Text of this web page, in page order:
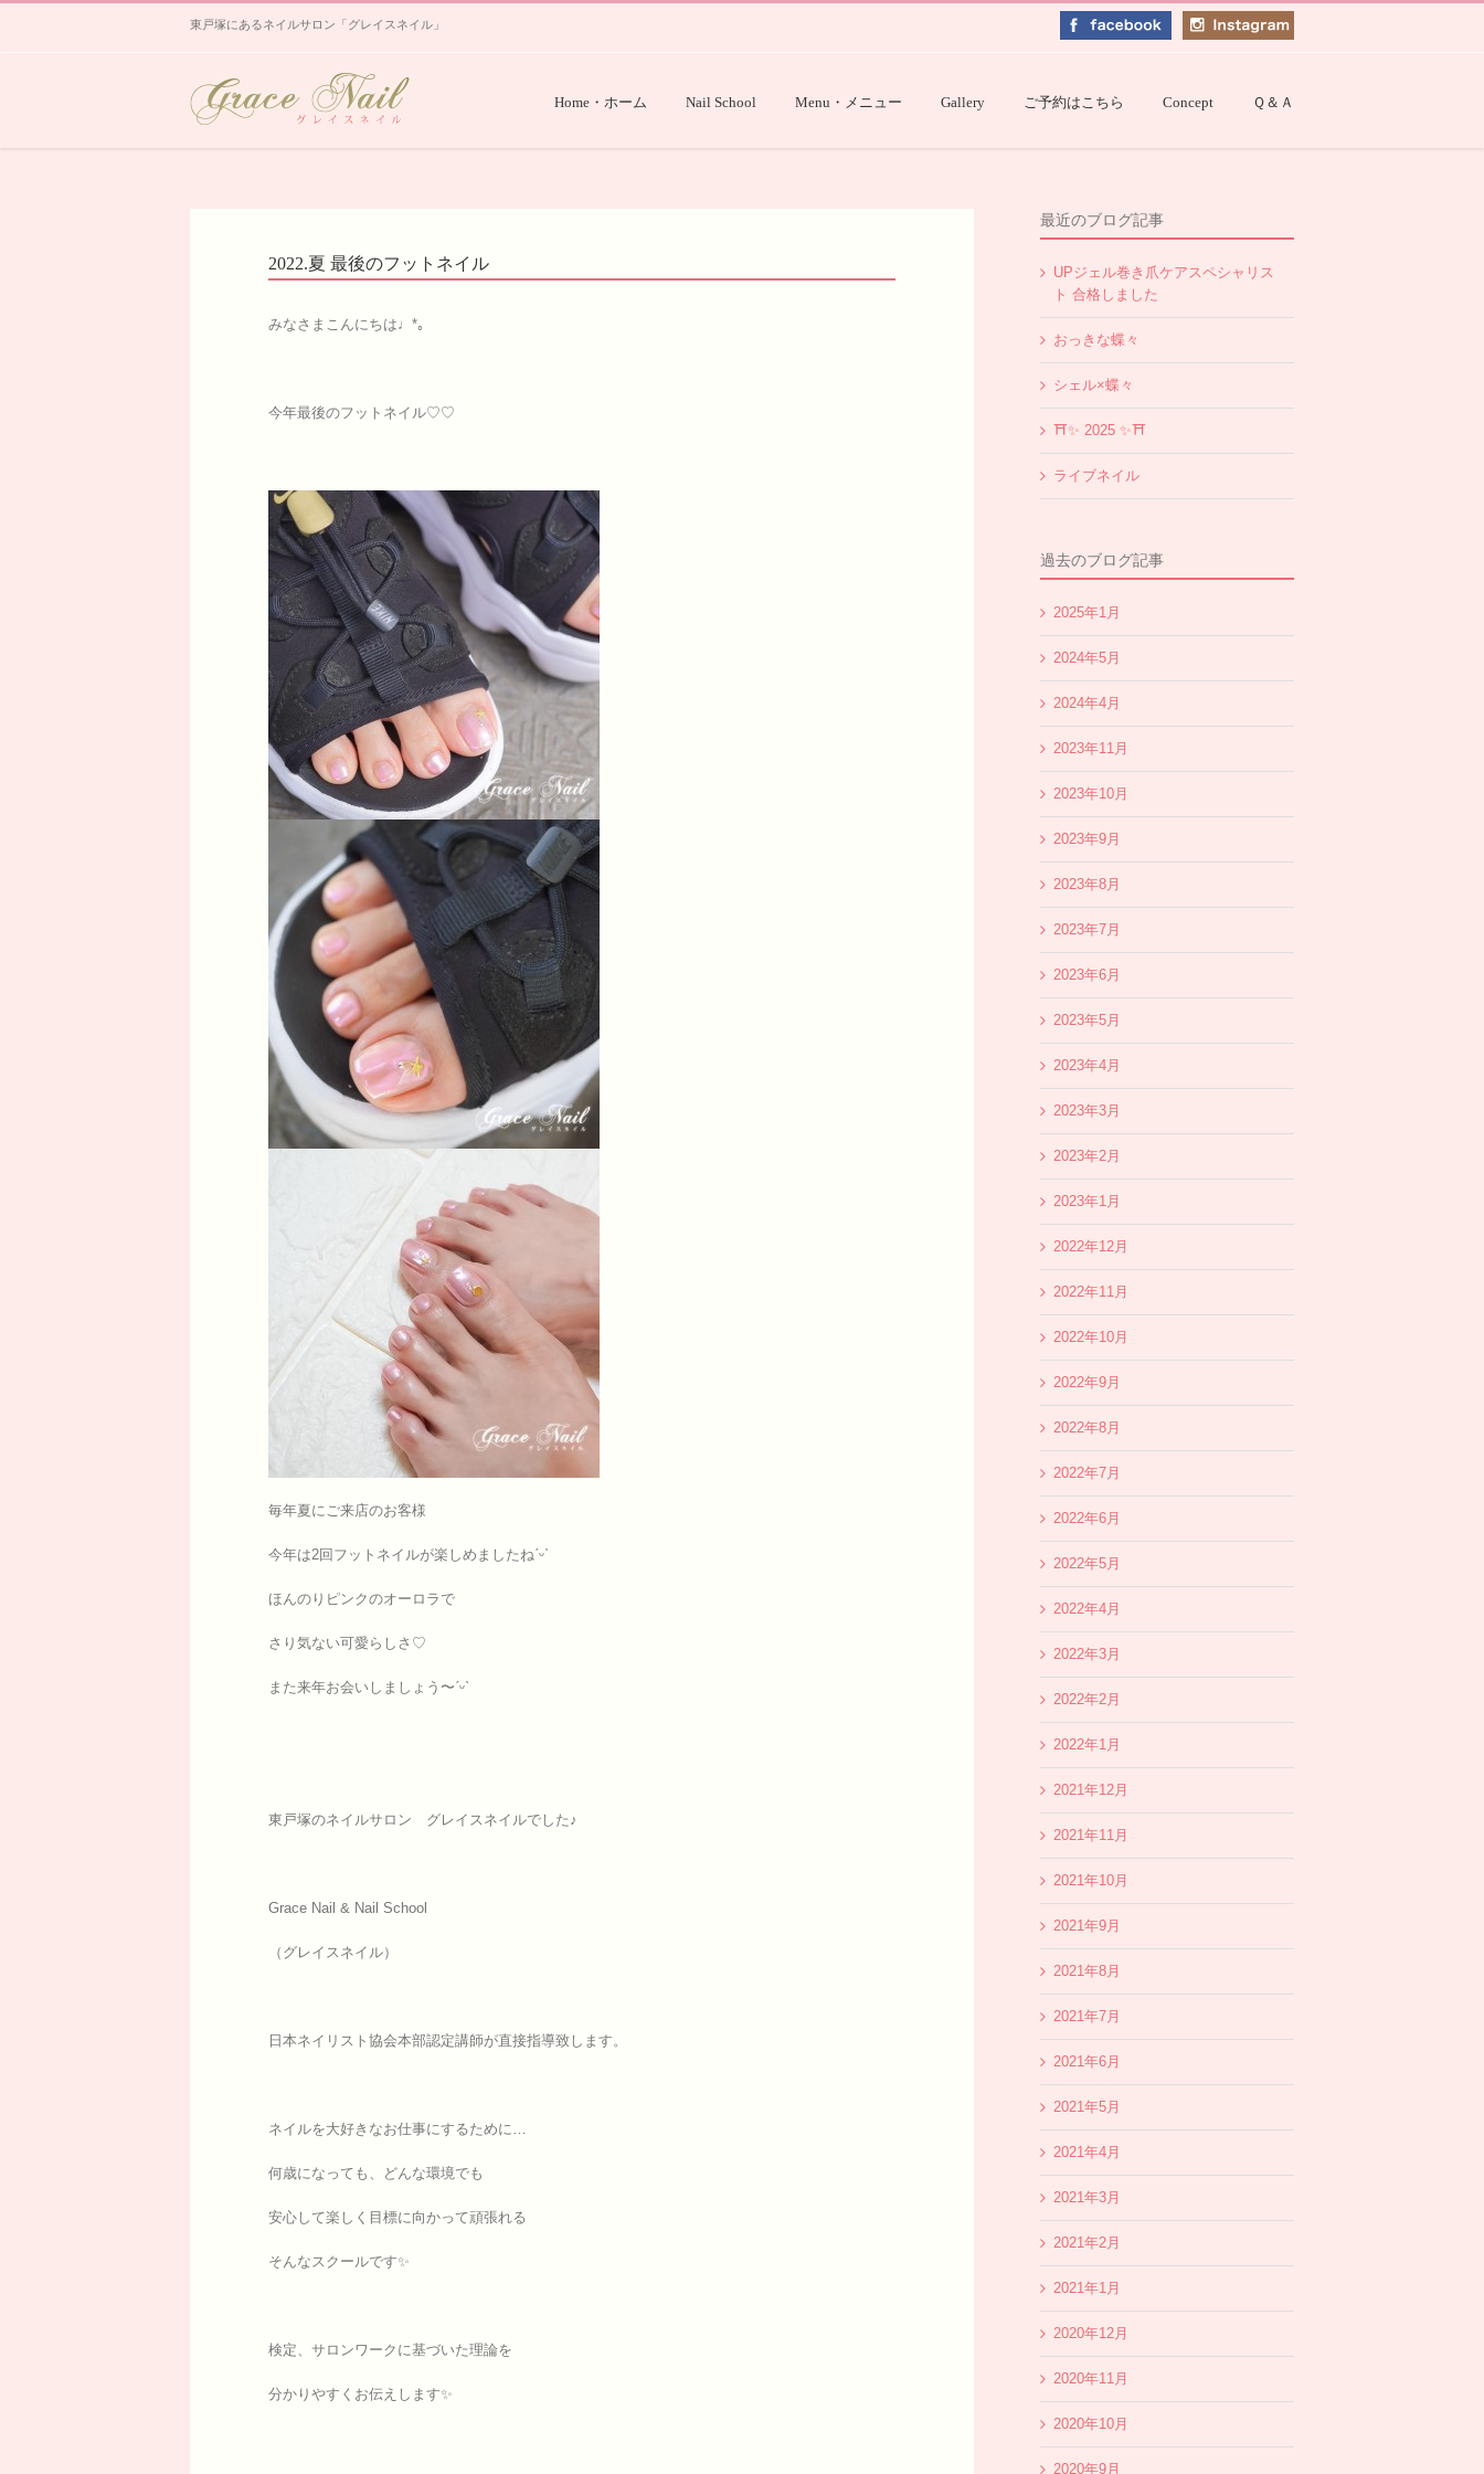
東戸塚にあるネイルサロン「グレイスネイル」
Home・ホーム Nail School Menu・メニュー Gallery ご予約はこちら Concept Ｑ＆Ａ
2022.夏 最後のフットネイル
みなさまこんにちは♩*｡
今年最後のフットネイル♡♡
毎年夏にご来店のお客様
今年は2回フットネイルが楽しめましたねˊᵕˋ
ほんのりピンクのオーロラで
さり気ない可愛らしさ♡
また来年お会いしましょう〜ˊᵕˋ
東戸塚のネイルサロン グレイスネイルでした♪
Grace Nail & Nail School
（グレイスネイル）
日本ネイリスト協会本部認定講師が直接指導致します。
ネイルを大好きなお仕事にするために…
何歳になっても、どんな環境でも
安心して楽しく目標に向かって頑張れる
そんなスクールです✨
検定、サロンワークに基づいた理論を
分かりやすくお伝えします✨
最近のブログ記事
UPジェル巻き爪ケアスペシャリス
ト 合格しました
おっきな蝶々
シェル×蝶々
⛩✨️ 2025 ✨️⛩
ライブネイル
過去のブログ記事
2025年1月
2024年5月
2024年4月
2023年11月
2023年10月
2023年9月
2023年8月
2023年7月
2023年6月
2023年5月
2023年4月
2023年3月
2023年2月
2023年1月
2022年12月
2022年11月
2022年10月
2022年9月
2022年8月
2022年7月
2022年6月
2022年5月
2022年4月
2022年3月
2022年2月
2022年1月
2021年12月
2021年11月
2021年10月
2021年9月
2021年8月
2021年7月
2021年6月
2021年5月
2021年4月
2021年3月
2021年2月
2021年1月
2020年12月
2020年11月
2020年10月
2020年9月